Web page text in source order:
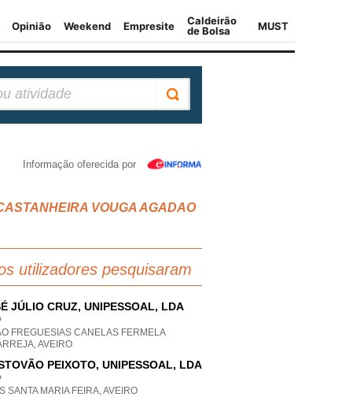
Informação oferecida por
VOUGA AGADAO
utilizadores pesquisaram
JÚLIO CRUZ, UNIPESSOAL, LDA
FREGUESIAS CANELAS FERMELA
AVEIRO
PEIXOTO, UNIPESSOAL, LDA
SANTA MARIA FEIRA, AVEIRO